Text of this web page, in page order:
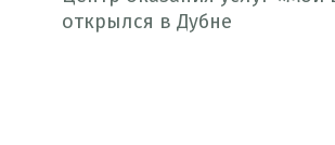
открылся в Дубне